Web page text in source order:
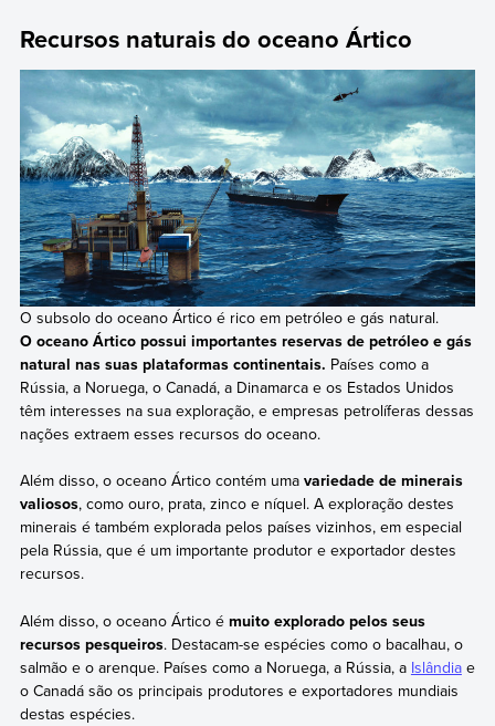
Recursos naturais do oceano Ártico
O subsolo do oceano Ártico é rico em petróleo e gás natural.
O oceano Ártico possui importantes reservas de petróleo e gás
natural nas suas plataformas continentais. Países como a
Rússia, a Noruega, o Canadá, a Dinamarca e os Estados Unidos
têm interesses na sua exploração, e empresas petrolíferas dessas
nações extraem esses recursos do oceano.
Além disso, o oceano Ártico contém uma variedade de minerais
valiosos, como ouro, prata, zinco e níquel. A exploração destes
minerais é também explorada pelos países vizinhos, em especial
pela Rússia, que é um importante produtor e exportador destes
recursos.
Além disso, o oceano Ártico é muito explorado pelos seus
recursos pesqueiros. Destacam-se espécies como o bacalhau, o
salmão e o arenque. Países como a Noruega, a Rússia, a Islândiae
o Canadá são os principais produtores e exportadores mundiais
destas espécies.